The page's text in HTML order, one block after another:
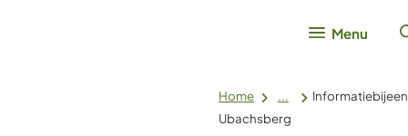
Menu
Home ...
Ubachsberg